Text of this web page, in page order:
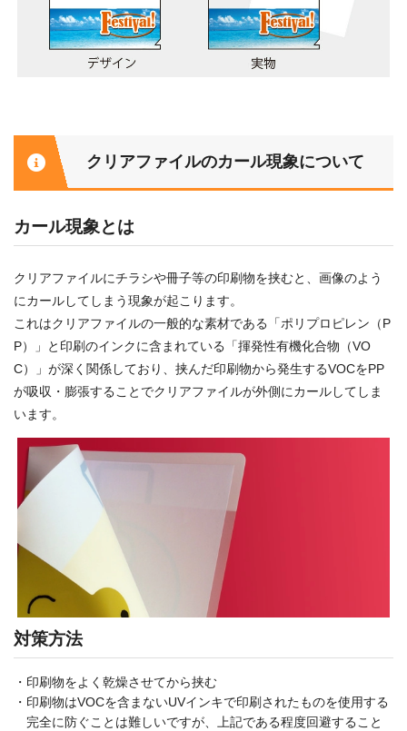
クリアファイルのカール現象について
カール現象とは
クリアファイルにチラシや冊子等の印刷物を挟むと、画像のよう
にカールしてしまう現象が起こります。
これはクリアファイルの一般的な素材である「ポリプロピレン（P
P）」と印刷のインクに含まれている「揮発性有機化合物（VO
C）」が深く関係しており、挟んだ印刷物から発生するVOCをPP
が吸収・膨張することでクリアファイルが外側にカールしてしま
います。
対策方法
・印刷物をよく乾燥させてから挟む
・印刷物はVOCを含まないUVインキで印刷されたものを使用する
完全に防ぐことは難しいですが、上記である程度回避すること